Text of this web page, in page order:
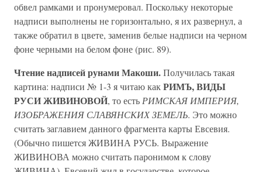
обвел рамками и пронумеровал. Поскольку некоторые
надписи выполнены не горизонтально, я их развернул, а
также обратил в цвете, заменив белые надписи на черном
фоне черными на белом фоне (рис. 89).
Чтение надписей рунами Макоши.Получилась такая
картина: надписи № 1-3 я читаю какРИМЪ, ВИДЫ
РУСИ ЖИВИНОВОЙ, то естьРИМСКАЯ ИМПЕРИЯ,
ИЗОБРАЖЕНИЯ СЛАВЯНСКИХ ЗЕМЕЛЬ. Это можно
считать заглавием данного фрагмента карты Евсевия.
(Обычно пишется ЖИВИНА РУСЬ. Выражение
ЖИВИНОВА можно считать паронимом к слову